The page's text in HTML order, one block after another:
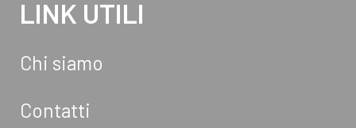
LINK UTILI
Chi siamo
Contatti